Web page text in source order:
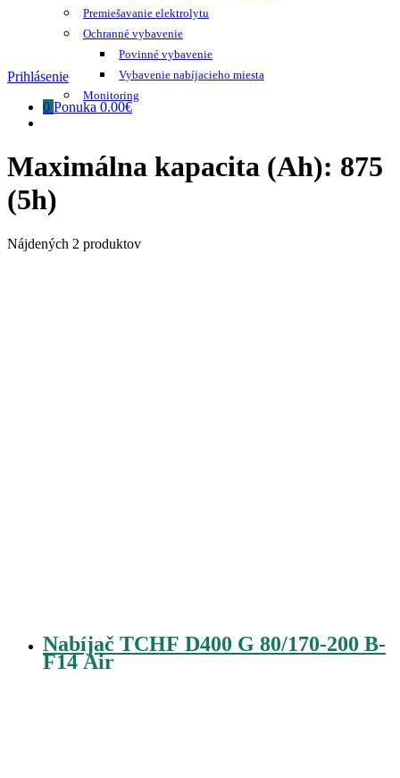
Premiešavanie elektrolytu
Ochranné vybavenie
Povinné vybavenie
Vybavenie nabíjacieho miesta
Monitoring
Prihlásenie
0 Ponuka 0.00€
Maximálna kapacita (Ah): 875
(5h)
Nájdených 2 produktov
Nabíjač TCHF D400 G 80/170-200 B-
F14 Air